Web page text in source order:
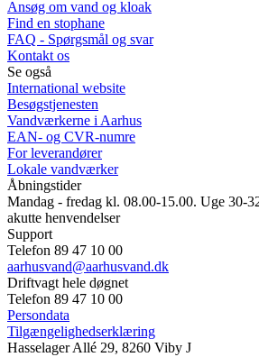
Ansøg om vand og kloak
Find en stophane
FAQ - Spørgsmål og svar
Kontakt os
Se også
International website
Besøgstjenesten
Vandværkerne i Aarhus
EAN- og CVR-numre
For leverandører
Lokale vandværker
Åbningstider
Mandag - fredag kl. 08.00-15.00. Uge 30-
akutte henvendelser
Support
Telefon 89 47 10 00
aarhusvand@aarhusvand.dk
Driftvagt hele døgnet
Telefon 89 47 10 00
Persondata
Tilgængelighedserklæring
Hasselager Allé 29, 8260 Viby J